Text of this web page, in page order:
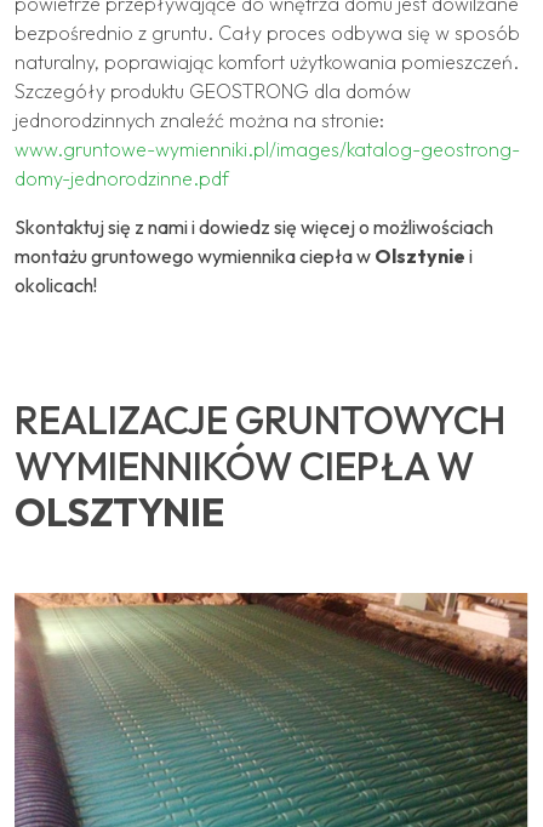
bezpośrednio z gruntu. Cały proces odbywa się w sposób
naturalny, poprawiając komfort użytkowania pomieszczeń.
Szczegóły produktu GEOSTRONG dla domów
jednorodzinnych znaleźć można na stronie:
www.gruntowe-wymienniki.pl/images/katalog-geostrong-
domy-jednorodzinne.pdf
Skontaktuj się z nami i dowiedz się więcej o możliwościach
montażu gruntowego wymiennika ciepła w Olsztynie i
okolicach!
REALIZACJE GRUNTOWYCH
WYMIENNIKÓW CIEPŁA W
OLSZTYNIE